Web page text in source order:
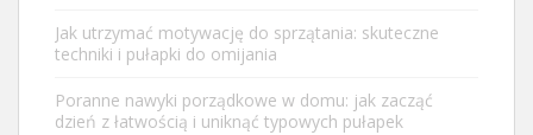
Jak utrzymać motywację do sprzątania: skuteczne
techniki i pułapki do omijania
Poranne nawyki porządkowe w domu: jak zacząć
dzień z łatwością i uniknąć typowych pułapek